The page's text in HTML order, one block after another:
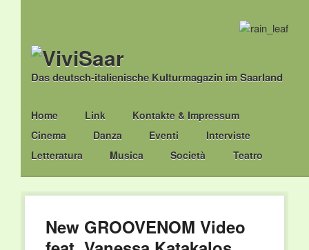
Das deutsch-italienische Kulturmagazin im Saarland
Main menu
Skip
to
content
Home Link
Kontakte & Impressum
Cinema
Danza Eventi
Interviste
Letteratura
Musica Società Teatro
New GROOVENOM Video